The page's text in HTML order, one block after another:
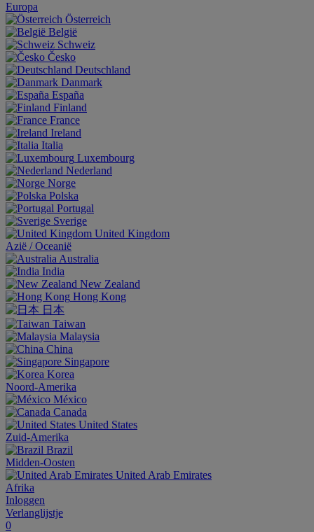
Europa
Österreich
België
Schweiz
Česko
Deutschland
Danmark
España
Finland
France
Ireland
Italia
Luxembourg
Nederland
Norge
Polska
Portugal
Sverige
United Kingdom
Aziё / Oceaniё
Australia
India
New Zealand
Hong Kong
日本
Taiwan
Malaysia
China
Singapore
Korea
Noord-Amerika
México
Canada
United States
Zuid-Amerika
Brazil
Midden-Oosten
United Arab Emirates
Afrika
Inloggen
Verlanglijstje
0